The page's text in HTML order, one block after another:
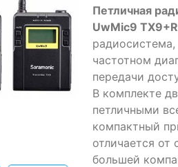
out
on
customer
ratings
Петличная
UwMic9
частотном
передачи
В комплекте
петличными
компактный
отличается от
большей